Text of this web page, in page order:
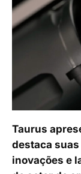
Taurus
destaca
inovações e